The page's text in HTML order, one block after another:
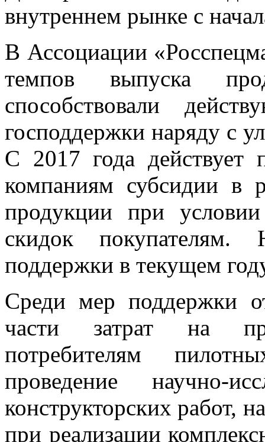
внутреннем рынке с
В Ассоциации
темпов выпуска
способствовали
господдержки наряду с
С 2017 года действует
компаниям субсидии в
продукции при условии
скидок
поддержки в текущем
Среди мер поддержки
части затрат на
потребителям
проведение научно-
конструкторских работ,
при реализации